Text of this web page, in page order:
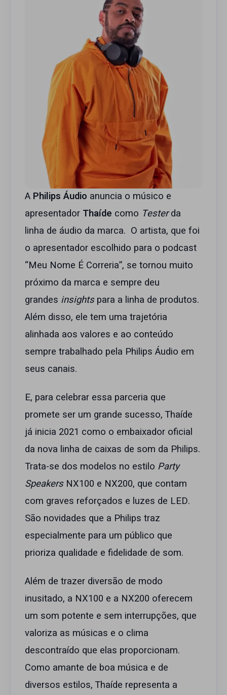
A Philips Áudio anuncia o músico e
apresentador Thaíde como Testerda
linha de áudio da marca. O artista, que foi
o apresentador escolhido para o podcast
“Meu Nome É Correria”, se tornou muito
próximo da marca e sempre deu
grandes insightspara a linha de produtos.
Além disso, ele tem uma trajetória
alinhada aos valores e ao conteúdo
sempre trabalhado pela Philips Áudio em
seus canais.
E, para celebrar essa parceria que
promete ser um grande sucesso, Thaíde
já inicia 2021 como o embaixador oficial
da nova linha de caixas de som da Philips.
Trata-se dos modelos no estilo Party
SpeakersNX100 e NX200, que contam
com graves reforçados e luzes de LED.
São novidades que a Philips traz
especialmente para um público que
prioriza qualidade e fidelidade de som.
Além de trazer diversão de modo
inusitado, a NX100 e a NX200 oferecem
um som potente e sem interrupções, que
valoriza as músicas e o clima
descontraído que elas proporcionam.
Como amante de boa música e de
diversos estilos, Thaíde representa a